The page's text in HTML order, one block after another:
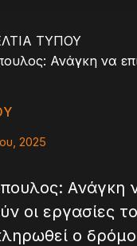
ΤΥΠΟΥ
2025
Ανάγκη
οι εργασίες
ο